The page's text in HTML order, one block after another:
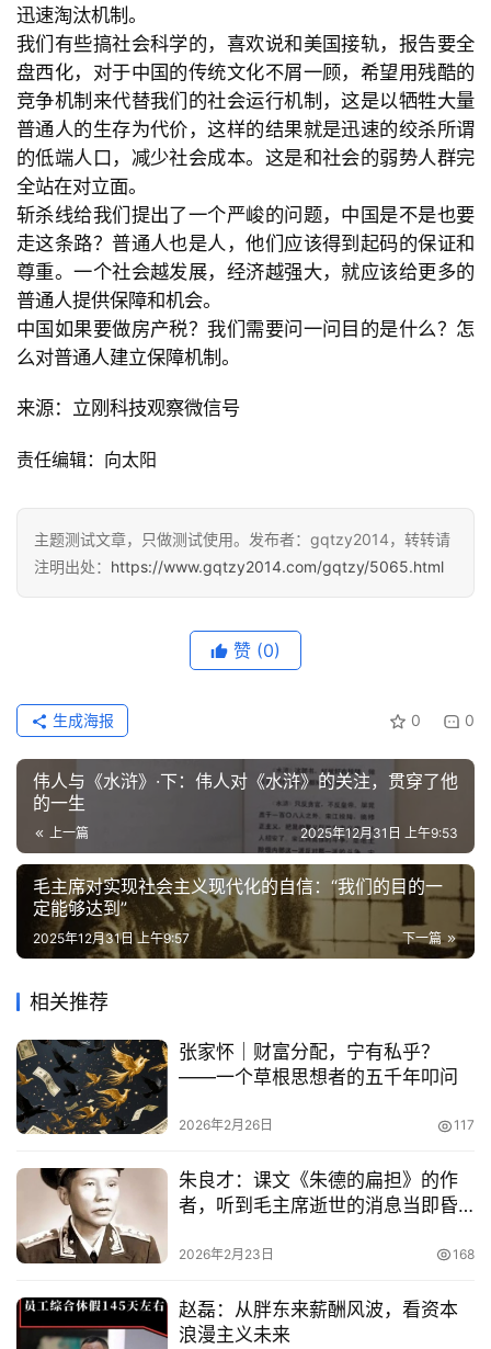
文
章
分
类
专
题
列
表
快
讯
多
面
迅速淘汰机制。
我们有些搞社会科学的，喜欢说和美国接轨，报告要全
盘西化，对于中国的传统文化不屑一顾，希望用残酷的
竞争机制来代替我们的社会运行机制，这是以牺牲大量
普通人的生存为代价，这样的结果就是迅速的绞杀所谓
的低端人口，减少社会成本。这是和社会的弱势人群完
全站在对立面。
斩杀线给我们提出了一个严峻的问题，中国是不是也要
走这条路？普通人也是人，他们应该得到起码的保证和
尊重。一个社会越发展，经济越强大，就应该给更多的
普通人提供保障和机会。
中国如果要做房产税？我们需要问一问目的是什么？怎
么对普通人建立保障机制。
来源：立刚科技观察微信号
责任编辑：向太阳
主题测试文章，只做测试使用。发布者：gqtzy2014，转转请
注明出处： https://www.gqtzy2014.com/gqtzy/5065.html
赞 (0)
0 0
生成海报
伟人与《水浒》·下：伟人对《水浒》的关注，贯穿了他
的一生
上一篇 2025年12月31日 上午9:53
毛主席对实现社会主义现代化的自信：“我们的目的一
定能够达到”
下一篇
2025年12月31日 上午9:57
相关推荐
张家怀｜财富分配，宁有私乎？
——一个草根思想者的五千年叩问
2026年2月26日 117
朱良才：课文《朱德的扁担》的作
者，听到毛主席逝世的消息当即昏
2026年2月23日 168
赵磊：从胖东来薪酬风波，看资本
浪漫主义未来